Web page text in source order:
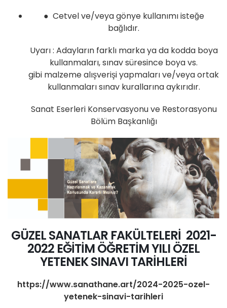
● Cetvel ve/veya gönye kullanımı isteğe
bağlıdır.
Uyarı : Adayların farklı marka ya da kodda boya
kullanmaları, sınav süresince boya vs.
gibi malzeme alışverişi yapmaları ve/veya ortak
kullanmaları sınav kurallarına aykırıdır.
Sanat Eserleri Konservasyonu ve Restorasyonu
Bölüm Başkanlığı
GÜZEL SANATLAR FAKÜLTELERİ 2021-
2022 EĞİTİM ÖĞRETİM YILI ÖZEL
YETENEK SINAVI TARİHLERİ
https://www.sanathane.art/2024-2025-ozel-
yetenek-sinavi-tarihleri